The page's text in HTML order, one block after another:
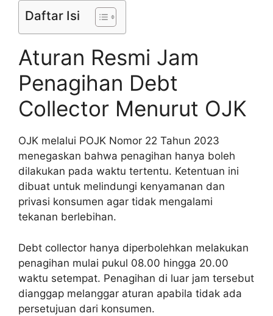
Daftar Isi
Aturan Resmi Jam
Penagihan Debt
Collector Menurut OJK
OJK melalui POJK Nomor 22 Tahun 2023
menegaskan bahwa penagihan hanya boleh
dilakukan pada waktu tertentu. Ketentuan ini
dibuat untuk melindungi kenyamanan dan
privasi konsumen agar tidak mengalami
tekanan berlebihan.
Debt collector hanya diperbolehkan melakukan
penagihan mulai pukul 08.00 hingga 20.00
waktu setempat. Penagihan di luar jam tersebut
dianggap melanggar aturan apabila tidak ada
persetujuan dari konsumen.